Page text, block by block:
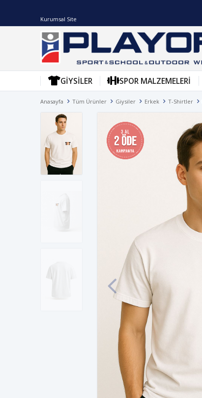
Kurumsal Site
GIYSILER SPOR MALZEMELERI
Anasayfa Tüm Ürünler Giysiler Erkek T-Shirtler